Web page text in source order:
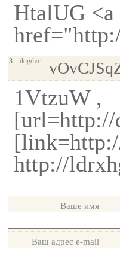
HtalUG <a
3 ikigdvc
1VtzuW ,
[url=http://
http://
Ваше имя
Ваш адрес e-mail